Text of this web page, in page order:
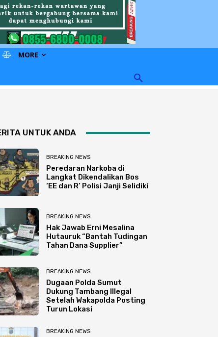
MORE
UNTUK ANDA
BREAKING NEWS
Peredaran Narkoba di
Langkat Dikendalikan Bos
‘EE dan R’ Polisi Janji Selidiki
BREAKING NEWS
Hak Jawab Erni Mesalina
Hutauruk “Bantah Tudingan
Tahan Dana Supplier”
BREAKING NEWS
Dugaan Polda Sumut
Dukung Tambang Illegal
Setelah Wakapolda Posting
Turun Lokasi
BREAKING NEWS